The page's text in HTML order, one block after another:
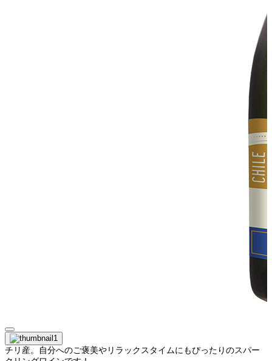
チリ産。自分へのご褒美やリラックスタイムにもぴったりのスパー